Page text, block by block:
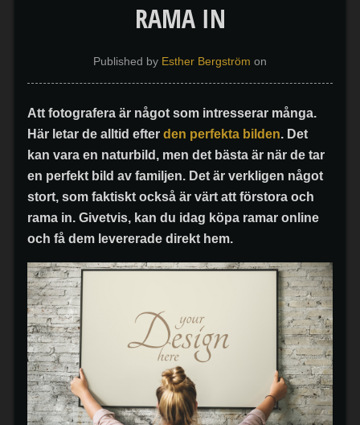
RAMA IN
Published by Esther Bergström on
Att fotografera är något som intresserar många.
Här letar de alltid efterden perfekta bilden. Det
kan vara en naturbild, men det bästa är när de tar
en perfekt bild av familjen. Det är verkligen något
stort, som faktiskt också är värt att förstora och
rama in. Givetvis, kan du idag köpa ramar online
och få dem levererade direkt hem.